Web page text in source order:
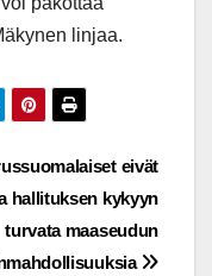
linjaa.
eivät
hallituksen kykyyn
turvata maaseudun